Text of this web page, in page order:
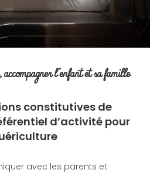
l’enfant et sa famille
constitutives de
d’activité pour
avec les parents et